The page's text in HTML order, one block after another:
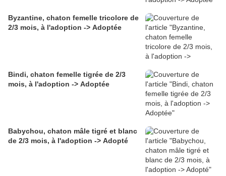
Byzantine, chaton femelle tricolore de
2/3 mois, à l'adoption -> Adoptée
Bindi, chaton femelle tigrée de 2/3
mois, à l'adoption -> Adoptée
Babychou, chaton mâle tigré et blanc
de 2/3 mois, à l'adoption -> Adopté